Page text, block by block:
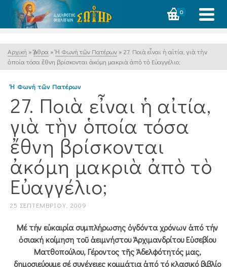
0
Αρχική » Ἄρθρα » Ἡ Φωνή τῶν Πατέρων » 27. Ποιὰ εἶναι ἡ αἰτία, γιὰ τὴν
ὁποία τόσα ἔθνη βρίσκονται ἀκόμη μακριὰ ἀπὸ τὸ Εὐαγγέλιο;
Ἡ Φωνή τῶν Πατέρων
27. Ποιὰ εἶναι ἡ αἰτία,
γιὰ τὴν ὁποία τόσα
ἔθνη βρίσκονται
ἀκόμη μακριὰ ἀπὸ τὸ
Εὐαγγέλιο;
25 ΣΕΠΤΕΜΒΡΊΟΥ, 2009
Μέ τήν εὐκαιρία συμπλήρωσης ὀγδόντα χρόνων ἀπό τήν
ὁσιακή κοίμηση τοῦ ἀειμνήστου Ἀρχιμανδρίτου Εὐσεβίου
Ματθοπούλου, Γέροντος τῆς Ἀδελφότητός μας,
δημοσιεύουμε σέ συνέχειες κομμάτια ἀπό τό κλασικό βιβλίο